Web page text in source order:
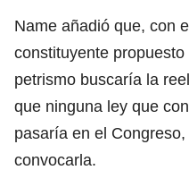
Name añadió que, con
constituyente
petrismo buscaría la
que ninguna ley que
pasaría en el
convocarla.